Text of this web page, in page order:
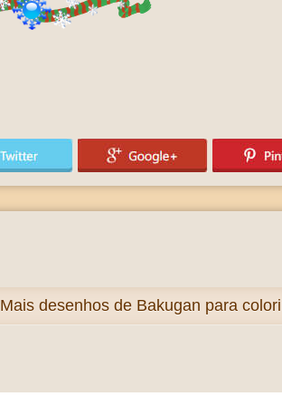
Mais desenhos de Bakugan para